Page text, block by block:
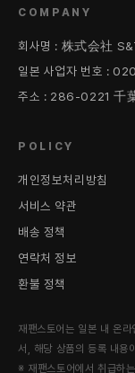
COMPANY
회사명 : 株式会社
일본 사업자 번호 :
주소 : 286-0221 千
POLICY
개인정보처리방침
서비스 약관
배송 정책
연락처 정보
환불 정책
재팬스토어는 일본 내 온
서, 해당 상품의 등록 내용
※ 재팬스토어에서 취급하